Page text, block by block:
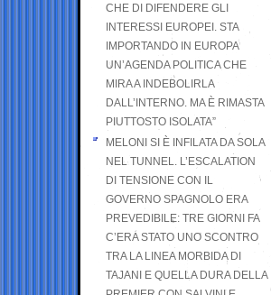
CHE DI DIFENDERE GLI
INTERESSI EUROPEI. STA
IMPORTANDO IN EUROPA
UN’AGENDA POLITICA CHE
MIRA A INDEBOLIRLA
DALL’INTERNO. MA È RIMASTA
PIUTTOSTO ISOLATA”
MELONI SI È INFILATA DA SOLA
NEL TUNNEL. L’ESCALATION
DI TENSIONE CON IL
GOVERNO SPAGNOLO ERA
PREVEDIBILE: TRE GIORNI FA
C’ERA STATO UNO SCONTRO
TRA LA LINEA MORBIDA DI
TAJANI E QUELLA DURA DELLA